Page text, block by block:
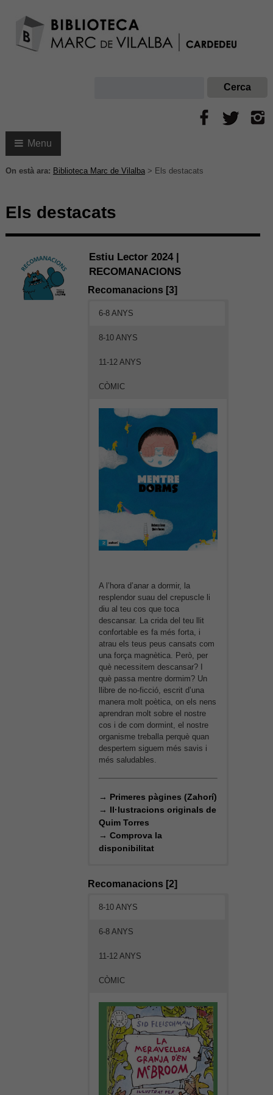
Menu
On està ara: Biblioteca Marc de Vilalba> Els destacats
Els destacats
Estiu Lector 2024 |
RECOMANACIONS
Recomanacions [3]
6-8 ANYS
8-10 ANYS
11-12 ANYS
CÒMIC
A l’hora d’anar a dormir, la
resplendor suau del crepuscle li
diu al teu cos que toca
descansar. La crida del teu llit
confortable es fa més forta, i
atrau els teus peus cansats com
una força magnètica. Però, per
què necessitem descansar? I
què passa mentre dormim? Un
llibre de no-ficció, escrit d’una
manera molt poètica, on els nens
aprendran molt sobre el nostre
cos i de com dormint, el nostre
organisme treballa perquè quan
despertem siguem més savis i
més saludables.
→ Primeres pàgines (Zahorí)
→ Il·lustracions originals de
Quim Torres
→ Comprova la
disponibilitat
Recomanacions [2]
8-10 ANYS
6-8 ANYS
11-12 ANYS
CÒMIC